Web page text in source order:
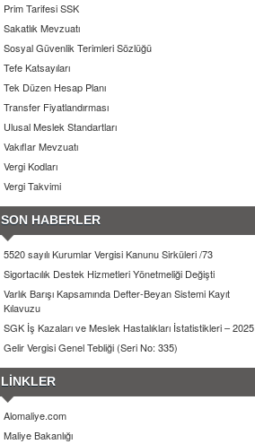
Prim Tarifesi SSK
Sakatlık Mevzuatı
Sosyal Güvenlik Terimleri Sözlüğü
Tefe Katsayıları
Tek Düzen Hesap Planı
Transfer Fiyatlandırması
Ulusal Meslek Standartları
Vakıflar Mevzuatı
Vergi Kodları
Vergi Takvimi
SON HABERLER
5520 sayılı Kurumlar Vergisi Kanunu Sirküleri /73
Sigortacılık Destek Hizmetleri Yönetmeliği Değişti
Varlık Barışı Kapsamında Defter-Beyan Sistemi Kayıt
Kılavuzu
SGK İş Kazaları ve Meslek Hastalıkları İstatistikleri – 2025
Gelir Vergisi Genel Tebliği (Seri No: 335)
LİNKLER
Alomaliye.com
Maliye Bakanlığı